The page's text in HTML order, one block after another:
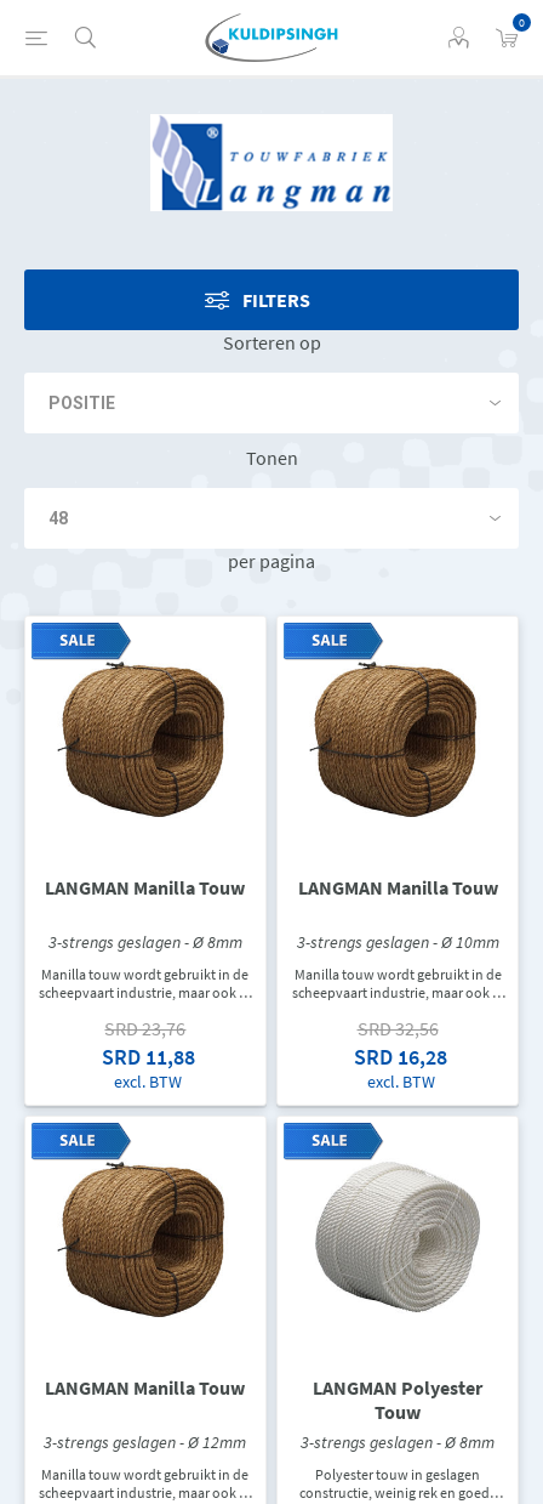
0
FILTERS
Sorteren op
Tonen
per pagina
LANGMAN Manilla Touw
3-strengs geslagen - Ø 8mm
Manilla touw wordt gebruikt in de
scheepvaart industrie, maar ook in
hijs- en trektouw. Manila touw is
een natuurlijk product en is
daarom biologisch afbreekbaar.
Het is een GRADE-1, dus zo laag
mogelijke houtsnippers en een
mooie zachte kwaliteit. Licht
gesmeerd, voelt ruw aan, is
hittebestendig en vlam
vertragend. In een rol zit er 220M
touw. De aangegeven prijs is de
prijs per meter.
SRD 23,76
SRD 11,88
excl. BTW
LANGMAN Manilla Touw
3-strengs geslagen - Ø 10mm
Manilla touw wordt gebruikt in de
scheepvaart industrie, maar ook in
hijs- en trektouw. Manila touw is
een natuurlijk product en is
daarom biologisch afbreekbaar.
Het is een GRADE-1, dus zo laag
mogelijke houtsnippers en een
mooie zachte kwaliteit. Licht
gesmeerd, voelt ruw aan, is
hittebestendig en vlam
vertragend. In een rol zit er 220M
touw. De aangegeven prijs is de
prijs per meter.
SRD 32,56
SRD 16,28
excl. BTW
LANGMAN Manilla Touw
3-strengs geslagen - Ø 12mm
Manilla touw wordt gebruikt in de
scheepvaart industrie, maar ook in
LANGMAN Polyester
Touw
3-strengs geslagen - Ø 8mm
Polyester touw in geslagen
constructie, weinig rek en goede